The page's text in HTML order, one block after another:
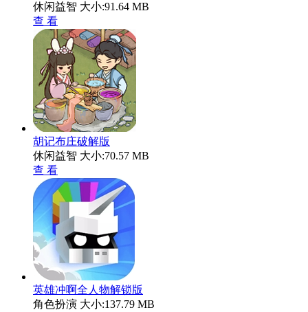
休闲益智 大小:91.64 MB
查 看
胡记布庄破解版
休闲益智 大小:70.57 MB
查 看
英雄冲啊全人物解锁版
角色扮演 大小:137.79 MB